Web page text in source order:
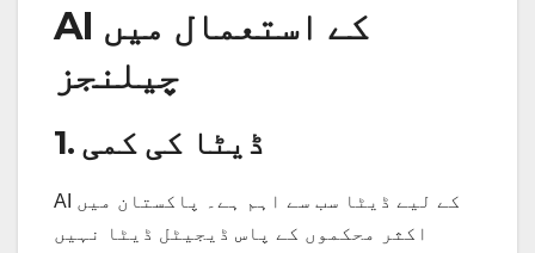
AI کے استعمال میں
چیلنجز
1. ڈیٹا کی کمی
AI کے لیے ڈیٹا سب سے اہم ہے۔ پاکستان میں
اکثر محکموں کے پاس ڈیجیٹل ڈیٹا نہیں